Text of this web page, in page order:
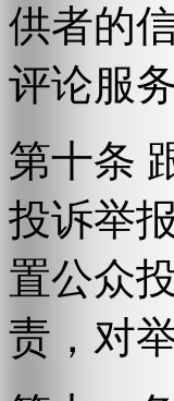
供者的
评论服
第十条
投诉举
置公众
责，对